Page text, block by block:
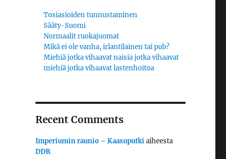
Tosiasioiden tunnustaminen
Sääty-Suomi
Normaalit ruokajuomat
Mikä ei ole vanha, irlantilainen tai pub?
Miehiä jotka vihaavat naisia jotka vihaavat
miehiä jotka vihaavat lastenhoitoa
Recent Comments
Imperiumin raunio – Kaasuputkiaiheesta
DDR